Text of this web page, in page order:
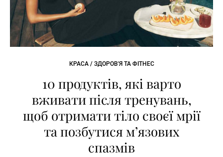
КРАСА / ЗДОРОВ'Я ТА ФІТНЕС
10 продуктів, які варто
вживати після тренувань,
щоб отримати тіло своєї мрії
та позбутися м’язових
спазмів